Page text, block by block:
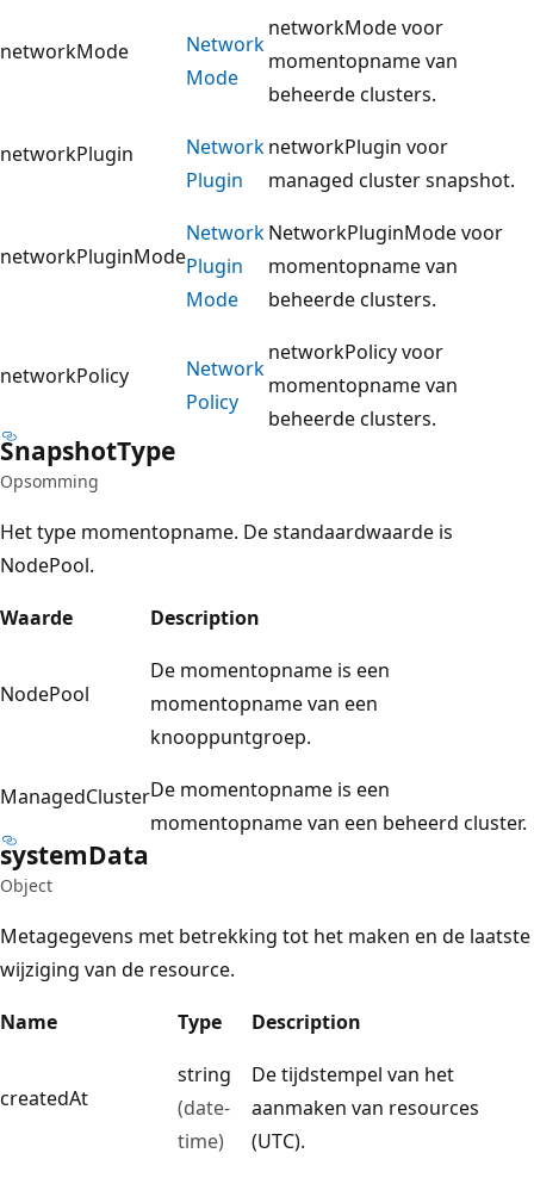
networkMode
Network
Mode
networkMode voor
momentopname van
beheerde clusters.
networkPlugin
Network
Plugin
networkPlugin voor
managed cluster snapshot.
networkPluginMode
Network
Plugin
Mode
NetworkPluginMode voor
momentopname van
beheerde clusters.
networkPolicy
Network
Policy
networkPolicy voor
momentopname van
beheerde clusters.
SnapshotType
Opsomming
Het type momentopname. De standaardwaarde is
NodePool.
Waarde
Description
NodePool
De momentopname is een
momentopname van een
knooppuntgroep.
ManagedClusterDe momentopname is een
momentopname van een beheerd cluster.
systemData
Object
Metagegevens met betrekking tot het maken en de laatste
wijziging van de resource.
Name
Type Description
createdAt
string
(date-
time)
De tijdstempel van het
aanmaken van resources
(UTC).